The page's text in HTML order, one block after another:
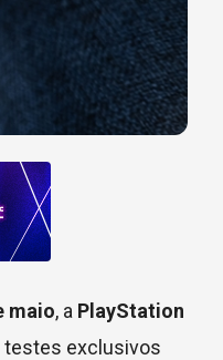
maio, a PlayStation
testes exclusivos